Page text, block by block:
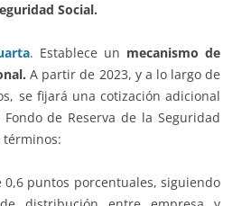
Social.
. Establece un mecanismo de
A partir de 2023, y a lo largo de
se fijará una cotización adicional
de Reserva de la Seguridad
términos:
0,6 puntos porcentuales, siguiendo